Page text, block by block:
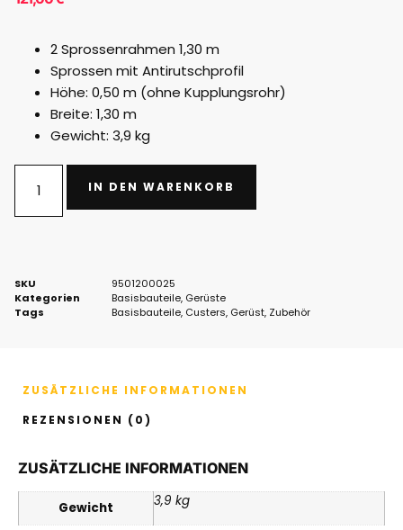
2 Sprossenrahmen 1,30 m
Sprossen mit Antirutschprofil
Höhe: 0,50 m (ohne Kupplungsrohr)
Breite: 1,30 m
Gewicht: 3,9 kg
IN DEN WARENKORB
SKU
9501200025
Kategorien
Basisbauteile, Gerüste
Tags
Basisbauteile, Custers, Gerüst, Zubehör
ZUSÄTZLICHE INFORMATIONEN
REZENSIONEN (0)
ZUSÄTZLICHE INFORMATIONEN
Gewicht 3,9 kg